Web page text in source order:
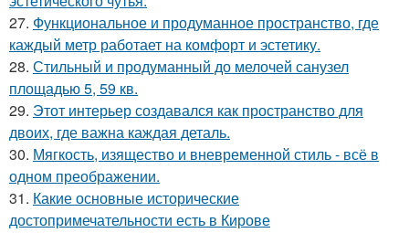
27. Функциональное и продуманное пространство, где
каждый метр работает на комфорт и эстетику.
28. Стильный и продуманный до мелочей санузел
площадью 5, 59 кв.
29. Этот интерьер создавался как пространство для
двоих, где важна каждая деталь.
30. Мягкость, изящество и вневременной стиль - всё в
одном преображении.
31. Какие основные исторические
достопримечательности есть в Кирове